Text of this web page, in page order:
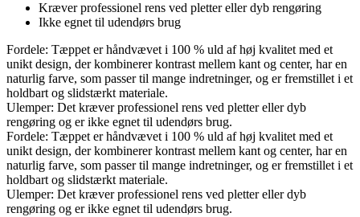
Kræver professionel rens ved pletter eller dyb rengøring
Ikke egnet til udendørs brug
Fordele: Tæppet er håndvævet i 100 % uld af høj kvalitet med et
unikt design, der kombinerer kontrast mellem kant og center, har en
naturlig farve, som passer til mange indretninger, og er fremstillet i et
holdbart og slidstærkt materiale.
Ulemper: Det kræver professionel rens ved pletter eller dyb
rengøring og er ikke egnet til udendørs brug.
Fordele: Tæppet er håndvævet i 100 % uld af høj kvalitet med et
unikt design, der kombinerer kontrast mellem kant og center, har en
naturlig farve, som passer til mange indretninger, og er fremstillet i et
holdbart og slidstærkt materiale.
Ulemper: Det kræver professionel rens ved pletter eller dyb
rengøring og er ikke egnet til udendørs brug.